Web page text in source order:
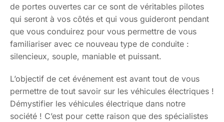
de portes ouvertes car ce sont de véritables pilotes
qui seront à vos côtés et qui vous guideront pendant
que vous conduirez pour vous permettre de vous
familiariser avec ce nouveau type de conduite :
silencieux, souple, maniable et puissant.
L’objectif de cet événement est avant tout de vous
permettre de tout savoir sur les véhicules électriques !
Démystifier les véhicules électrique dans notre
société ! C’est pour cette raison que des spécialistes